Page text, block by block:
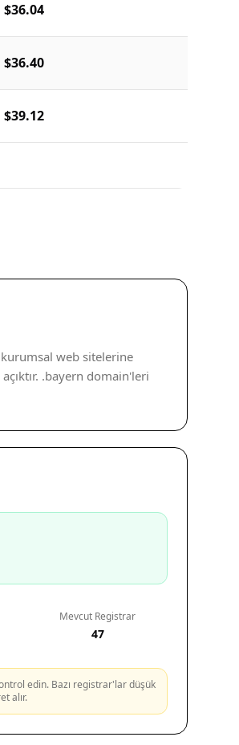
$36.04
$36.40
$39.12
web sitelerine
.bayern domain'leri
Mevcut Registrar
47
edin. Bazı registrar'lar düşük
alır.